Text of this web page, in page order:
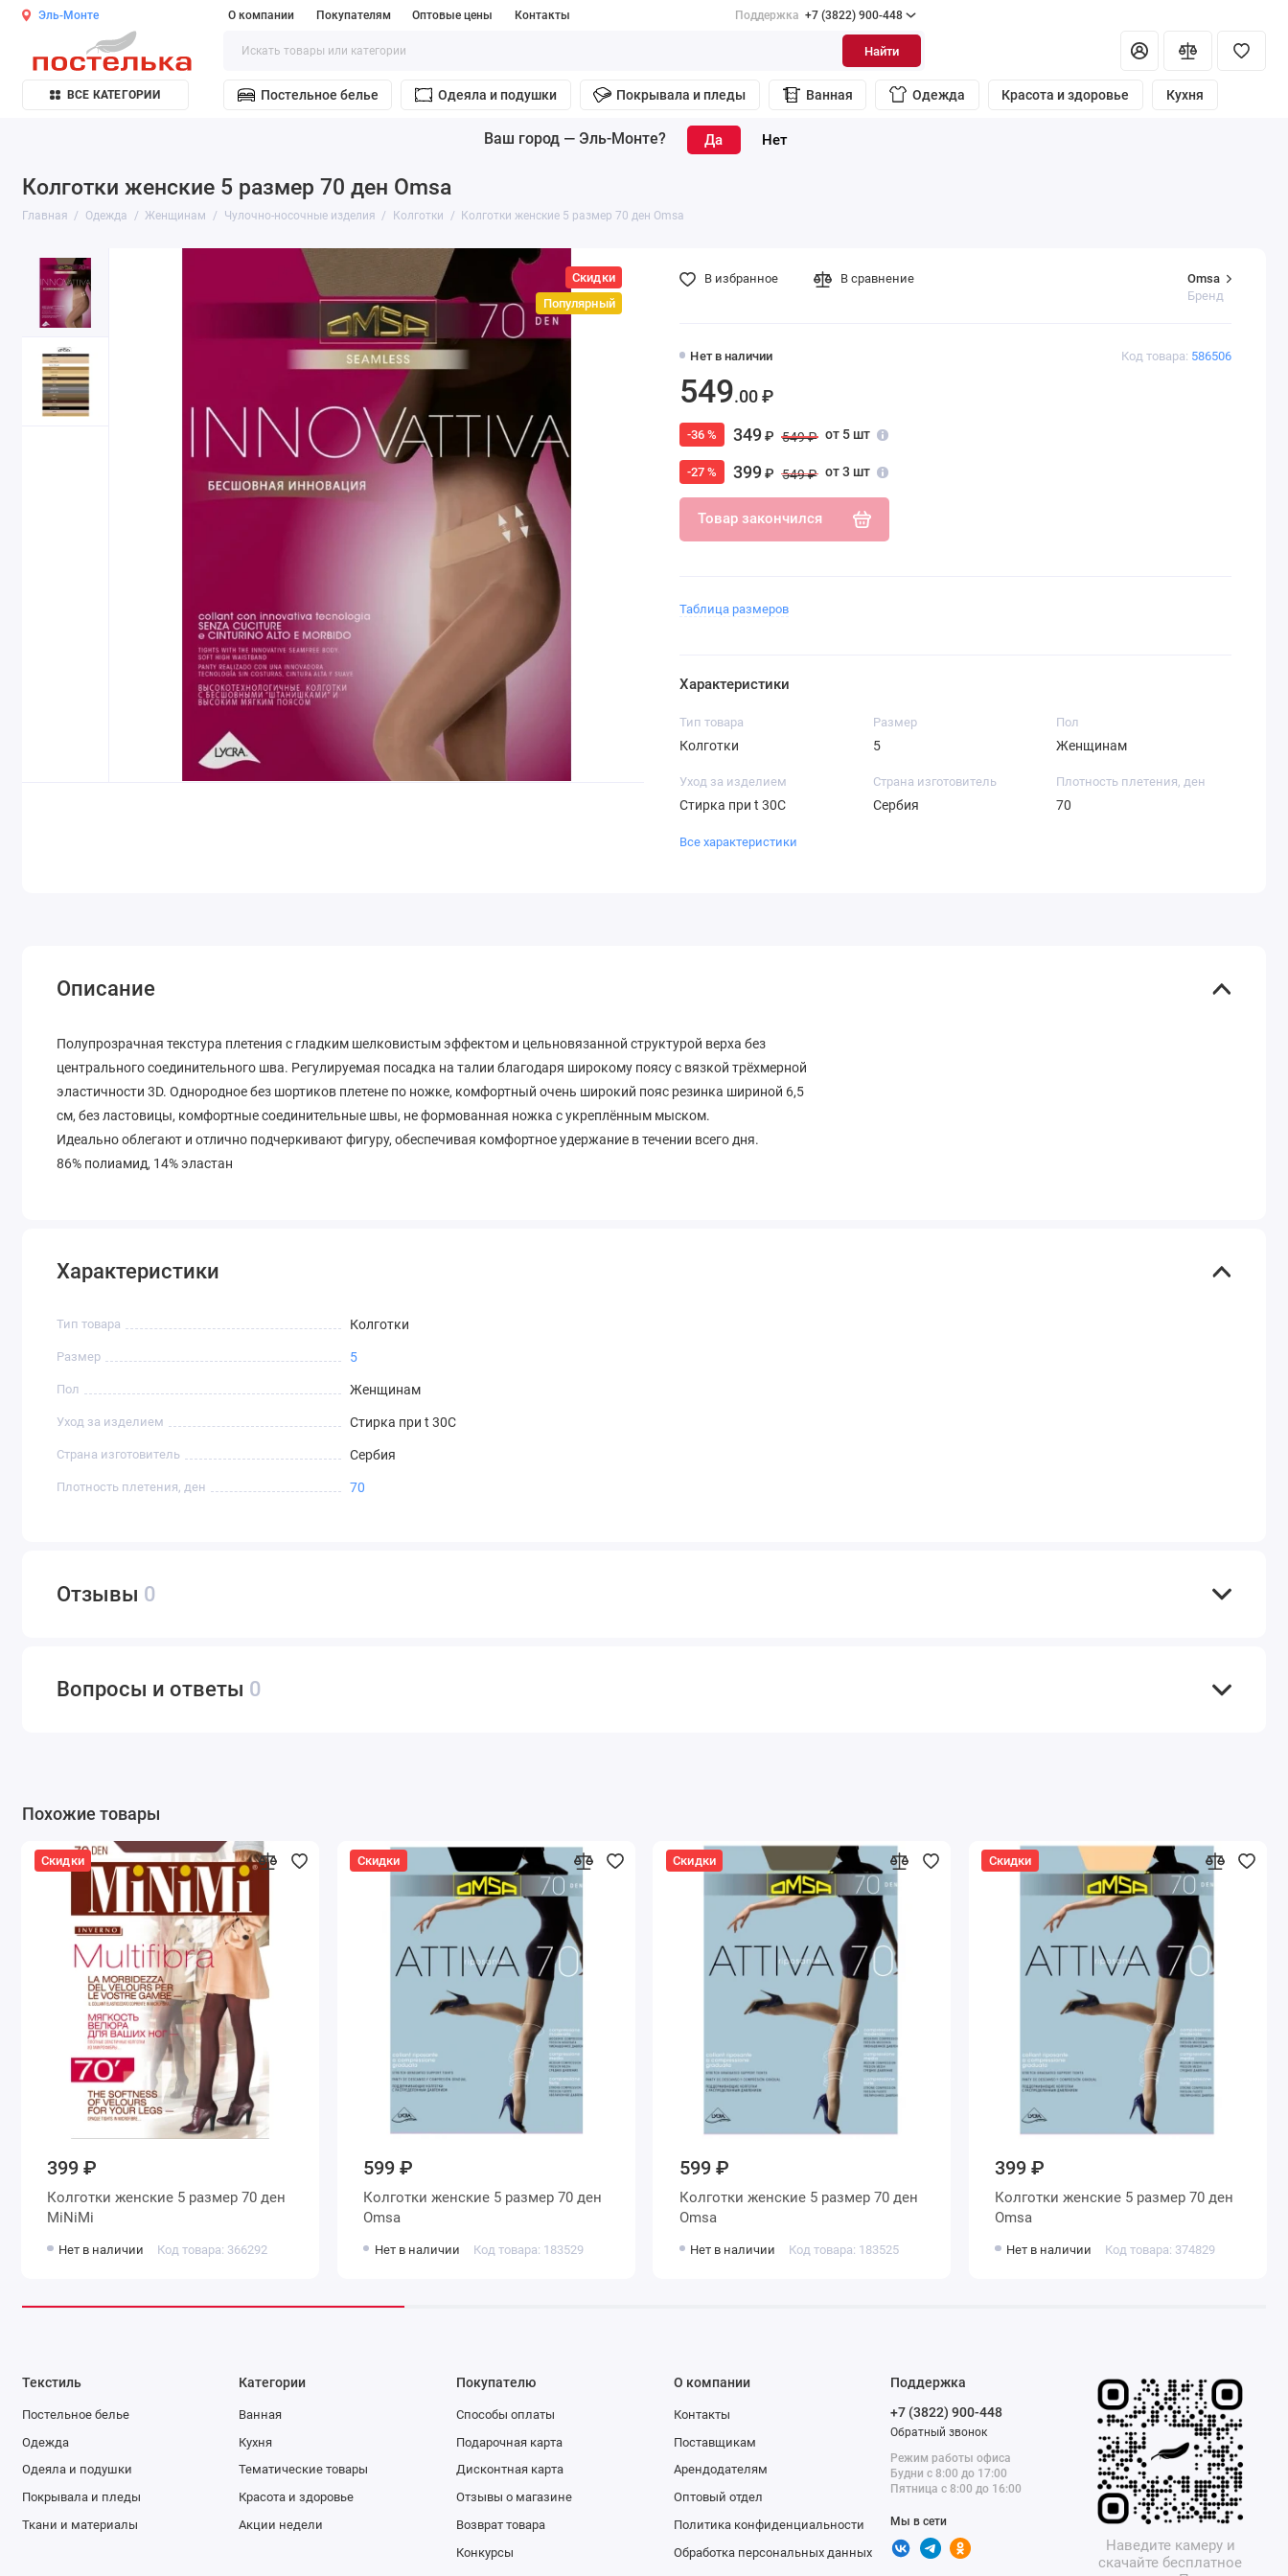
Эль-Монте О компании Покупателям Оптовые цены Контакты Поддержка +7 (3822) 900-448
Найти
ВСЕ КАТЕГОРИИ Постельное белье Одеяла и подушки Покрывала и пледы Ванная Одежда Красота и здоровье Кухня
Ваш город — Эль-Монте?
Колготки женские 5 размер 70 ден Omsa
Главная Одежда Женщинам Чулочно-носочные изделия Колготки Колготки женские 5 размер 70 ден Omsa
Скидки
Популярный
Код товара: 586506
Omsa
Бренд
Нет в наличии
549.00 ₽
-36 % 349₽ 549 ₽ от 5 шт
-27 % 399₽ 549 ₽ от 3 шт
Товар закончился
В избранное В сравнение
Таблица размеров
Характеристики
Тип товара
Колготки
Размер
5
Пол
Женщинам
Уход за изделием
Стирка при t 30С
Страна изготовитель
Сербия
Плотность плетения, ден
70
Все характеристики
Описание
Полупрозрачная текстура плетения с гладким шелковистым эффектом и цельновязанной структурой верха без
центрального соединительного шва. Регулируемая посадка на талии благодаря широкому поясу с вязкой трёхмерной
эластичности 3D. Однородное без шортиков плетене по ножке, комфортный очень широкий пояс резинка шириной 6,5
см, без ластовицы, комфортные соединительные швы, не формованная ножка с укреплённым мыском.
Идеально облегают и отлично подчеркивают фигуру, обеспечивая комфортное удержание в течении всего дня.
86% полиамид, 14% эластан
Характеристики
Тип товара Колготки
Размер 5
Пол Женщинам
Уход за изделием Стирка при t 30С
Страна изготовитель Сербия
Плотность плетения, ден 70
Отзывы 0
Вопросы и ответы 0
Похожие товары
Скидки
399 ₽
Колготки женские 5 размер 70 ден
MiNiMi
Нет в наличии Код товара: 366292
Скидки
599 ₽
Колготки женские 5 размер 70 ден
Omsa
Нет в наличии Код товара: 183529
Скидки
599 ₽
Колготки женские 5 размер 70 ден
Omsa
Нет в наличии Код товара: 183525
Скидки
399 ₽
Колготки женские 5 размер 70 ден
Omsa
Нет в наличии Код товара: 374829
Текстиль
Постельное белье
Одежда
Одеяла и подушки
Покрывала и пледы
Ткани и материалы
Категории
Ванная
Кухня
Тематические товары
Красота и здоровье
Акции недели
Покупателю
Способы оплаты
Подарочная карта
Дисконтная карта
Отзывы о магазине
Возврат товара
Конкурсы
О компании
Контакты
Поставщикам
Арендодателям
Оптовый отдел
Политика конфиденциальности
Обработка персональных данных
Поддержка
+7 (3822) 900-448
Обратный звонок
Режим работы офиса
Будни с 8:00 до 17:00
Пятница с 8:00 до 16:00
Мы в сети
Наведите камеру и
скачайте бесплатное